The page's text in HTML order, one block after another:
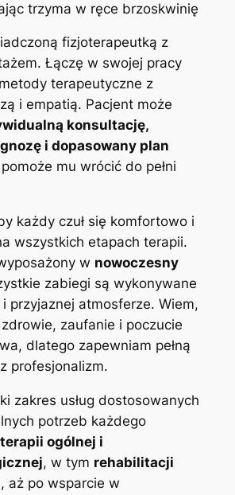
fizjoterapeutką z
Łączę w swojej pracy
terapeutyczne z
i empatią. Pacjent może
konsultację,
i dopasowany plan
mu wrócić do pełni
każdy czuł się komfortowo i
wszystkich etapach terapii.
w nowoczesny
zabiegi są wykonywane
przyjaznej atmosferze. Wiem,
zaufanie i poczucie
dlatego zapewniam pełną
profesjonalizm.
zakres usług dostosowanych
potrzeb każdego
terapii ogólnej i
, w tym rehabilitacji
, aż po wsparcie w